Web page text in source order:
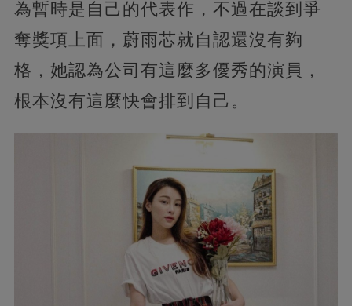
為暫時是自己的代表作，不過在談到爭
奪獎項上面，蔚雨芯就自認還沒有夠
格，她認為公司有這麼多優秀的演員，
根本沒有這麼快會排到自己。